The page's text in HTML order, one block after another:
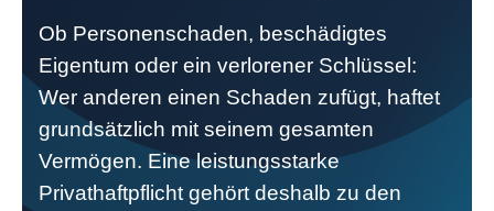
Ob Per­sonenschaden, beschädigtes
Eigentum oder ein verlorener Schlüssel:
Wer anderen einen Schaden zufügt, haftet
grundsätzlich mit seinem gesamten
Vermögen. Eine leistungsstarke
Privathaftpflicht gehört deshalb zu den